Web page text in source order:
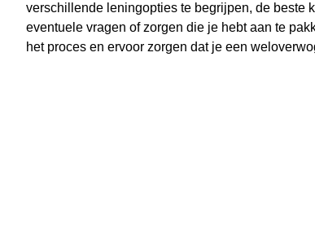
verschillende leningopties te begrijpen, de beste
eventuele vragen of zorgen die je hebt aan te
het proces en ervoor zorgen dat je een